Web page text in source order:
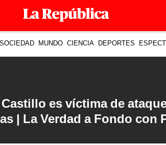
SOCIEDAD MUNDO CIENCIA DEPORTES
es víctima de
| La Verdad a Fondo con